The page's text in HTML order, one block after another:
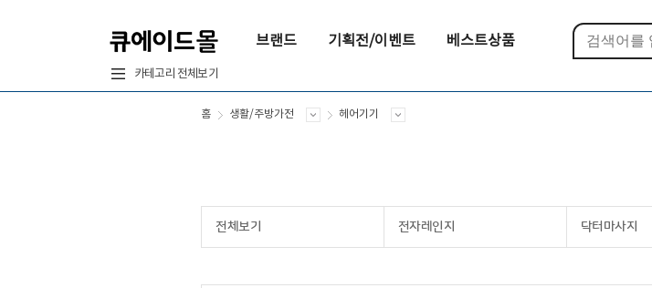
브랜드 기획전/이벤트 베스트상품
카테고리 전체보기
홈 생활/주방가전 헤어기기
전체보기 전자레인지 닥터마사지